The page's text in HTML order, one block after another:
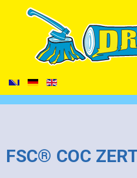
FSC® COC